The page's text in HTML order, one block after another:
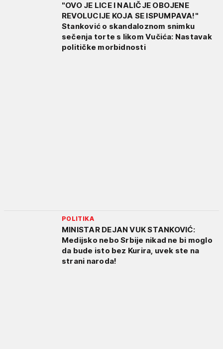
"OVO JE LICE I NALIČJE OBOJENE
REVOLUCIJE KOJA SE ISPUMPAVA!"
Stanković o skandaloznom snimku
sečenja torte s likom Vučića: Nastavak
političke morbidnosti
POLITIKA
MINISTAR DEJAN VUK STANKOVIĆ:
Medijsko nebo Srbije nikad ne bi moglo
da bude isto bez Kurira, uvek ste na
strani naroda!